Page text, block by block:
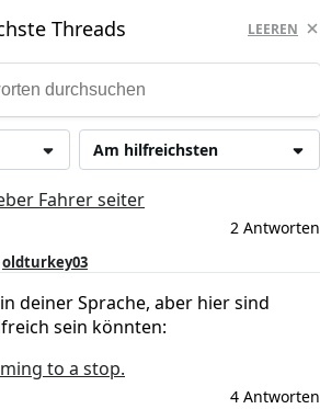
Threads LEEREN
Am hilfreichsten
Fahrer seiter
2 Antworten
oldturkey03
deiner Sprache, aber hier sind
sein könnten:
to a stop.
4 Antworten